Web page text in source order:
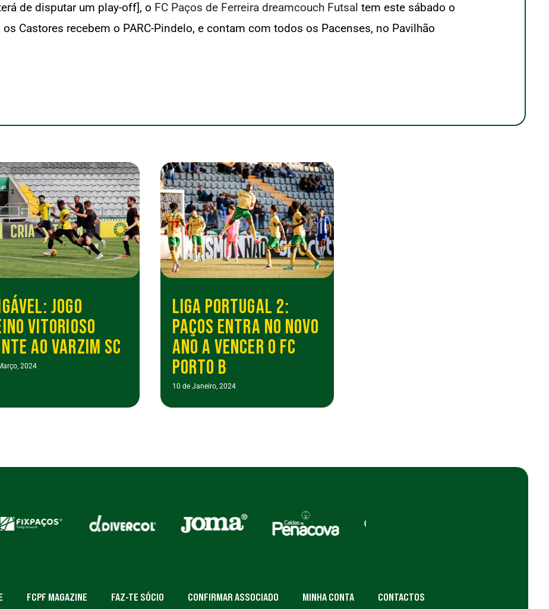
de disputar um play-off], o FC Paços de Ferreira dreamcouch Futsal tem este sábado o
Castores recebem o PARC-Pindelo, e contam com todos os Pacenses, no Pavilhão
JOGO
VITORIOSO
AO VARZIM SC
2024
LIGA PORTUGAL 2:
PAÇOS ENTRA NO NOVO
ANO A VENCER O FC
PORTO B
10 de Janeiro, 2024
FCPF MAGAZINE FAZ-TE SÓCIO CONFIRMAR ASSOCIADO MINHA CONTA CONTACTOS